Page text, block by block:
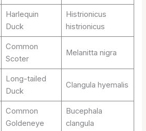
Harlequin
Duck
Histrionicus
histrionicus
Common
Scoter
Melanitta nigra
Long-tailed
Duck
Clangula hyemalis
Common
Goldeneye
Bucephala
clangula